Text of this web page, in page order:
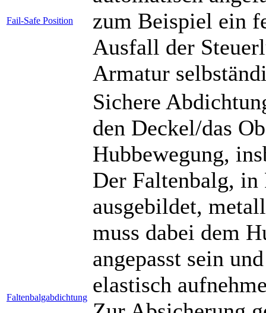
Fail-Safe Position
zum Beispiel ein
Ausfall der
Armatur
Faltenbalgabdichtung
Sichere
den Deckel/das
Hubbewegung,
Der Faltenbalg, in
ausgebildet,
muss dabei dem
angepasst sein
elastisch